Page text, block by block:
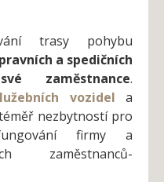
trasy pohybu
a spedičních
zaměstnance.
vozidel a
nezbytností pro
firmy a
zaměstnanců-